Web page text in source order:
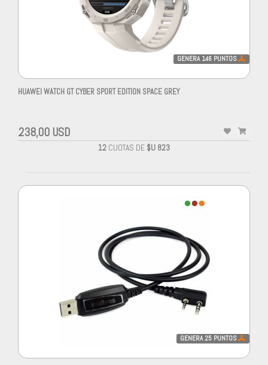
GENERA 146 PUNTOS
HUAWEI WATCH GT CYBER SPORT EDITION SPACE GREY
238,00 USD
12 CUOTAS DE $U 823
GENERA25 PUNTOS